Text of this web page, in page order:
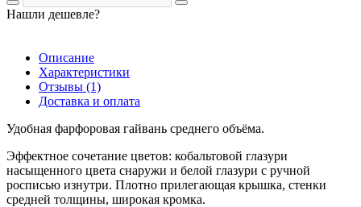
Нашли дешевле?
Описание
Характеристики
Отзывы (1)
Доставка и оплата
Удобная фарфоровая гайвань среднего объёма.
Эффектное сочетание цветов: кобальтовой глазури
насыщенного цвета снаружи и белой глазури с ручной
росписью изнутри. Плотно прилегающая крышка, стенки
средней толщины, широкая кромка.